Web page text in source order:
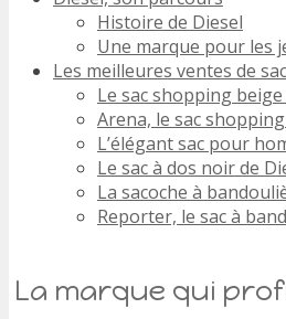
Histoire de Diesel
Une marque pour les
Les meilleures ventes de
Le sac shopping
Arena, le sac
L’élégant sac pour
Le sac à dos noir de
La sacoche à
Reporter, le sac à
La marque qui